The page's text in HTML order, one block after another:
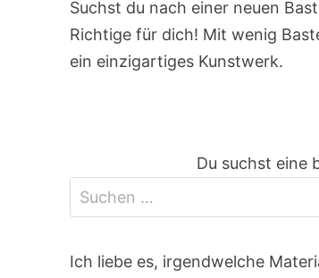
Suchst du nach einer neuen
Richtige für dich! Mit wenig
ein einzigartiges Kunstwerk.
Du suchst eine
Ich liebe es, irgendwelche